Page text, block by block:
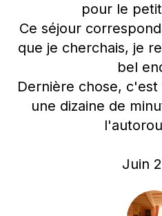
pour le
Ce séjour
que je cherchais, je
bel
Dernière chose,
une dizaine de
Juin